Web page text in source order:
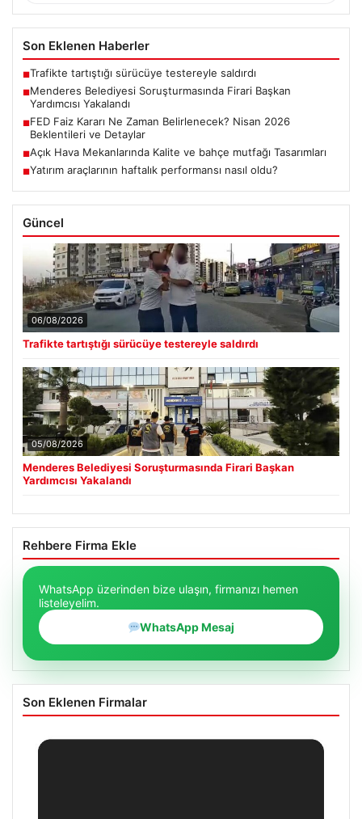
Son Eklenen Haberler
■Trafikte tartıştığı sürücüye testereyle saldırdı
■Menderes Belediyesi Soruşturmasında Firari Başkan
Yardımcısı Yakalandı
■FED Faiz Kararı Ne Zaman Belirlenecek? Nisan 2026
Beklentileri ve Detaylar
■Açık Hava Mekanlarında Kalite ve bahçe mutfağı Tasarımları
■Yatırım araçlarının haftalık performansı nasıl oldu?
Güncel
06/08/2026
Trafikte tartıştığı sürücüye testereyle saldırdı
05/08/2026
Menderes Belediyesi Soruşturmasında Firari Başkan
Yardımcısı Yakalandı
Rehbere Firma Ekle
WhatsApp üzerinden bize ulaşın, firmanızı hemen
listeleyelim.
WhatsApp Mesaj
Son Eklenen Firmalar